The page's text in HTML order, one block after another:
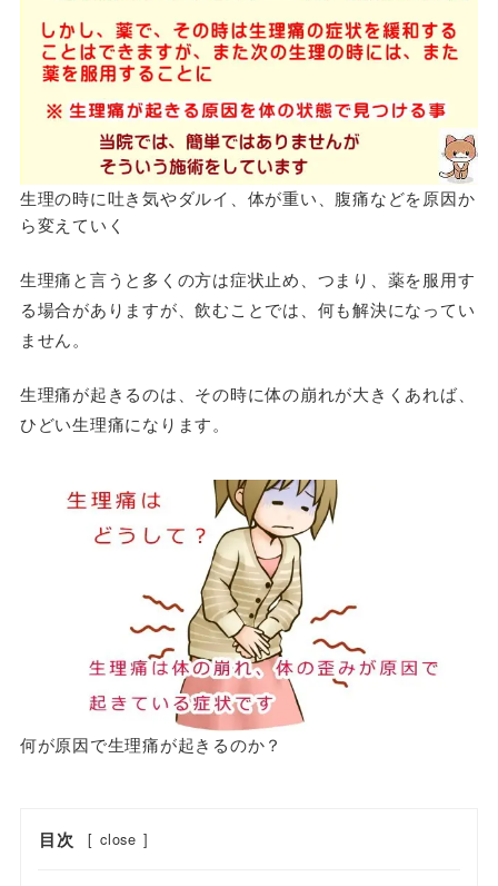
生理の時に吐き気やダルイ、体が重い、腹痛などを原因か
ら変えていく
生理痛と言うと多くの方は症状止め、つまり、薬を服用す
る場合がありますが、飲むことでは、何も解決になってい
ません。
生理痛が起きるのは、その時に体の崩れが大きくあれば、
ひどい生理痛になります。
何が原因で生理痛が起きるのか？
目次 [ close ]